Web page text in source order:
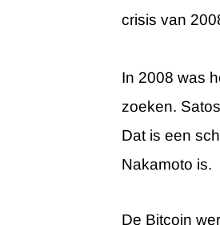
crisis van
In 2008 was
zoeken.
Dat is een
Nakamoto is.
De Bitcoin